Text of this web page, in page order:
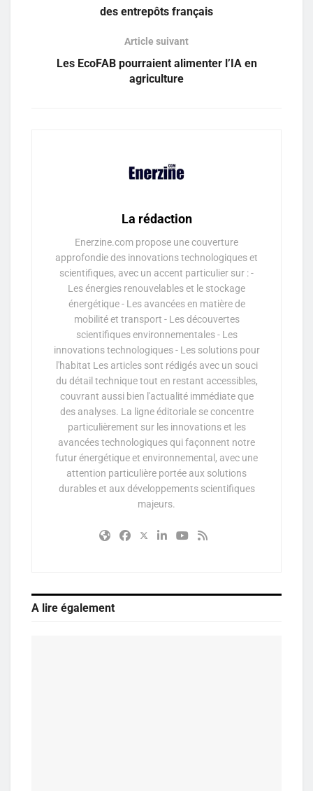
des entrepôts français
Article suivant
Les EcoFAB pourraient alimenter l’IA en
agriculture
La rédaction
Enerzine.com propose une couverture
approfondie des innovations technologiques et
scientifiques, avec un accent particulier sur : -
Les énergies renouvelables et le stockage
énergétique - Les avancées en matière de
mobilité et transport - Les découvertes
scientifiques environnementales - Les
innovations technologiques - Les solutions pour
l'habitat Les articles sont rédigés avec un souci
du détail technique tout en restant accessibles,
couvrant aussi bien l'actualité immédiate que
des analyses. La ligne éditoriale se concentre
particulièrement sur les innovations et les
avancées technologiques qui façonnent notre
futur énergétique et environnemental, avec une
attention particulière portée aux solutions
durables et aux développements scientifiques
majeurs.
A lire également